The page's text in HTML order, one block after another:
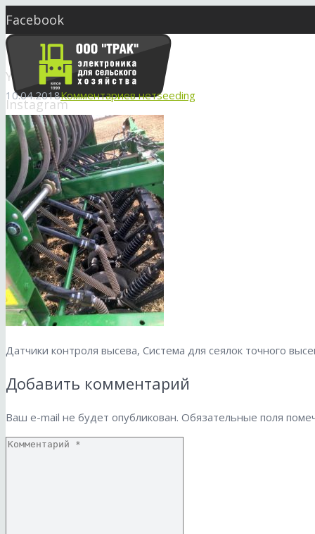
Facebook
Twitter
YouTube
Instagram
Skype
market@seeding.com.ua
10.04.2018Комментариев нетseeding
Датчики контроля высева, Система для сеялок точного
Добавить комментарий
Ваш e-mail не будет опубликован. Обязательные поля